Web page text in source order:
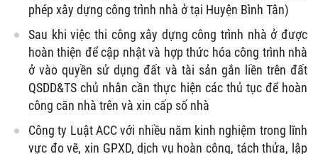
phép xây dựng công trình nhà ở tại Huyện Bình Tân)
Sau khi việc thi công xây dựng công trình nhà ở được
hoàn thiện để cập nhật và hợp thức hóa công trình nhà
ở vào quyền sử dụng đất và tài sản gắn liền trên đất
QSDD&TS chủ nhân cần thực hiện các thủ tục để hoàn
công căn nhà trên và xin cấp số nhà
Công ty Luật ACC với nhiều năm kinh nghiệm trong lĩnh
vực đo vẽ, xin GPXD, dịch vụ hoàn công, tách thửa, lập